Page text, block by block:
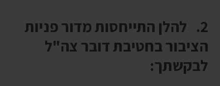
2. להלן התייחסות מדור פניות
הציבור בחטיבת דובר צה"ל
לבקשתך: